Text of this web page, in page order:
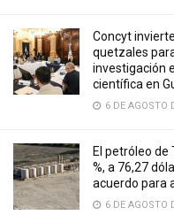
Concyt
quetzales
investigación
científica en
6 DE AGOSTO
El petróleo de
%, a 76,27
acuerdo para
6 DE AGOSTO